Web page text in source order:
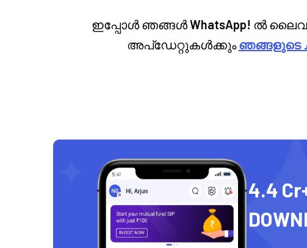
ഇപ്പോൾ ഞങ്ങൾWhatsApp! ൽ
അപ്‌ഡേറ്റുകൾക്കും ഞങ്ങളുടെ
4.4